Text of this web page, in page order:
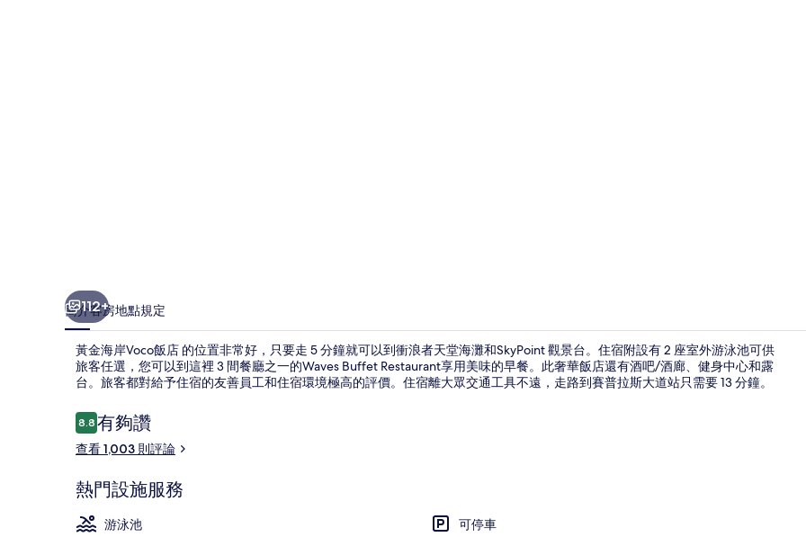
112+
簡介客房地點規定
黃金海岸Voco飯店 的位置非常好，只要走 5 分鐘就可以到衝浪者天堂海灘和SkyPoint 觀景台。住宿附設有 2 座室外游泳池可供
旅客任選，您可以到這裡 3 間餐廳之一的Waves Buffet Restaurant享用美味的早餐。此奢華飯店還有酒吧/酒廊、健身中心和露
台。旅客都對給予住宿的友善員工和住宿環境極高的評價。住宿離大眾交通工具不遠，走路到賽普拉斯大道站只需要 13 分鐘。
評
論
8.88.8 分，滿分 10 分，
有夠讚
查看 1,003 則評論
熱門設施服務
游泳池
可停車